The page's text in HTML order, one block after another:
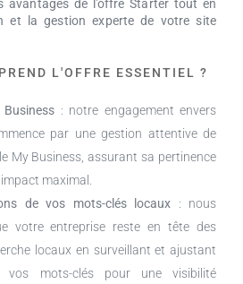
avantages de l'offre Starter tout en
et la gestion experte de votre site
L'OFFRE ESSENTIEL ?
: notre engagement envers
par une gestion attentive de
My Business, assurant sa pertinence
maximal.
de vos mots-clés locaux : nous
votre entreprise reste en tête des
locaux en surveillant et ajustant
vos mots-clés pour une visibilité